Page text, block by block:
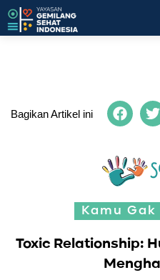
Bagikan Artikel ini
Kamu
Toxic Relationship: